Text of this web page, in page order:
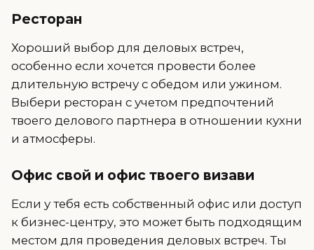
Ресторан
Хороший выбор для деловых встреч,
особенно если хочется провести более
длительную встречу с обедом или ужином.
Выбери ресторан с учетом предпочтений
твоего делового партнера в отношении кухни
и атмосферы.
Офис свой и офис твоего визави
Если у тебя есть собственный офис или доступ
к бизнес-центру, это может быть подходящим
местом для проведения деловых встреч. Ты